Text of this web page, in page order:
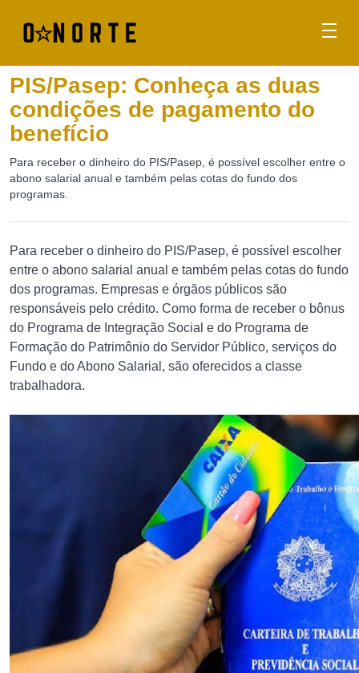
PIS/Pasep: Conheça as duas
condições de pagamento do
benefício
Para receber o dinheiro do PIS/Pasep, é possível escolher entre o
abono salarial anual e também pelas cotas do fundo dos
programas.
Para receber o dinheiro do PIS/Pasep, é possível escolher
entre o abono salarial anual e também pelas cotas do fundo
dos programas. Empresas e órgãos públicos são
responsáveis pelo crédito. Como forma de receber o bônus
do Programa de Integração Social e do Programa de
Formação do Patrimônio do Servidor Público, serviços do
Fundo e do Abono Salarial, são oferecidos a classe
trabalhadora.